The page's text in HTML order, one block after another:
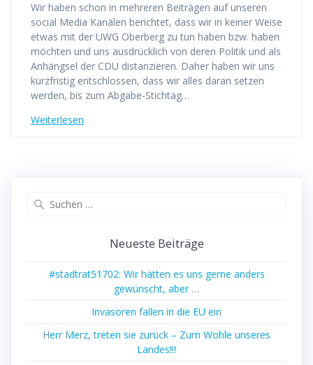
Wir haben schon in mehreren Beiträgen auf unseren
social Media Kanälen berichtet, dass wir in keiner Weise
etwas mit der UWG Oberberg zu tun haben bzw. haben
möchten und uns ausdrücklich von deren Politik und als
Anhängsel der CDU distanzieren. Daher haben wir uns
kurzfristig entschlossen, dass wir alles daran setzen
werden, bis zum Abgabe-Stichtag…
Weiterlesen
Neueste Beiträge
#stadtrat51702: Wir hätten es uns gerne anders
gewünscht, aber …
Invasoren fallen in die EU ein
Herr Merz, treten sie zurück – Zum Wohle unseres
Landes!!!